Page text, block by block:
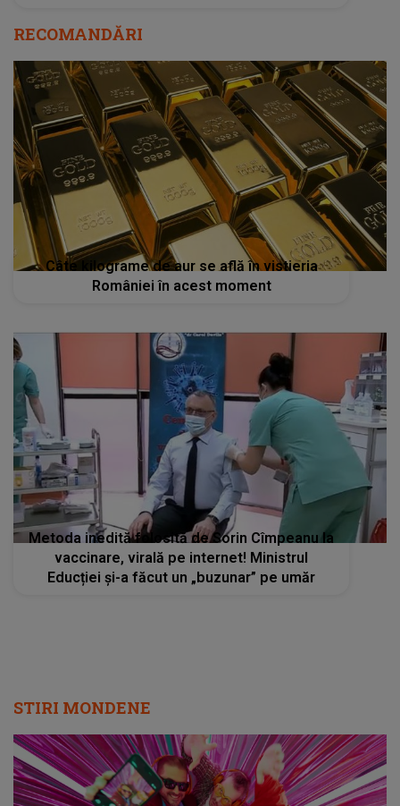
RECOMANDĂRI
Câte kilograme de aur se află în vistieria
României în acest moment
Metoda inedită folosită de Sorin Cîmpeanu la
vaccinare, virală pe internet! Ministrul
Educției și-a făcut un „buzunar” pe umăr
STIRI MONDENE